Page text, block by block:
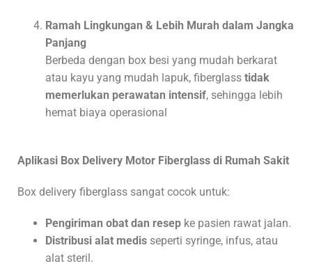
Ramah Lingkungan & Lebih Murah dalam Jangka
Panjang
Berbeda dengan box besi yang mudah berkarat
atau kayu yang mudah lapuk, fiberglass tidak
memerlukan perawatan intensif, sehingga lebih
hemat biaya operasional
Aplikasi Box Delivery Motor Fiberglass di Rumah Sakit
Box delivery fiberglass sangat cocok untuk:
Pengiriman obat dan resep ke pasien rawat jalan.
Distribusi alat medis seperti syringe, infus, atau
alat steril.